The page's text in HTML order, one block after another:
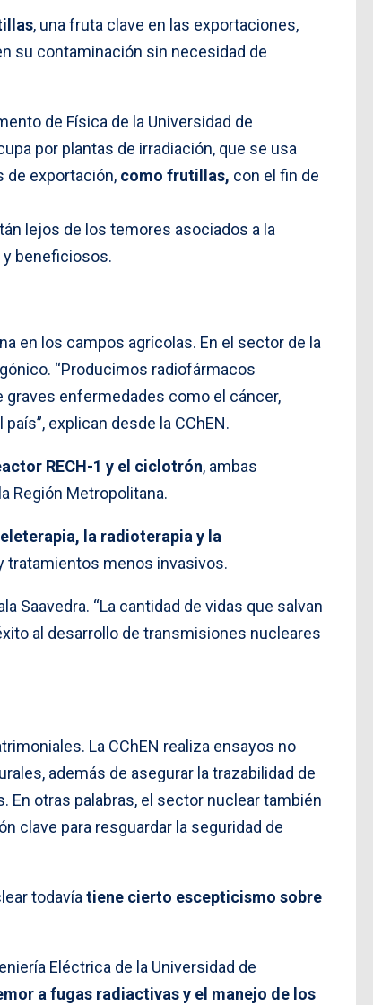
, una fruta clave en las exportaciones,
su contaminación sin necesidad de
de Física de la Universidad de
por plantas de irradiación, que se usa
de exportación, como frutillas, con el fin de
lejos de los temores asociados a la
beneficiosos.
en los campos agrícolas. En el sector de la
“Producimos radiofármacos
enfermedades como el cáncer,
explican desde la CChEN.
RECH-1 y el ciclotrón, ambas
Región Metropolitana.
la radioterapia y la
tratamientos menos invasivos.
Saavedra. “La cantidad de vidas que salvan
al desarrollo de transmisiones nucleares
La CChEN realiza ensayos no
además de asegurar la trazabilidad de
En otras palabras, el sector nuclear también
clave para resguardar la seguridad de
todavía tiene cierto escepticismo sobre
Eléctrica de la Universidad de
a fugas radiactivas y el manejo de los